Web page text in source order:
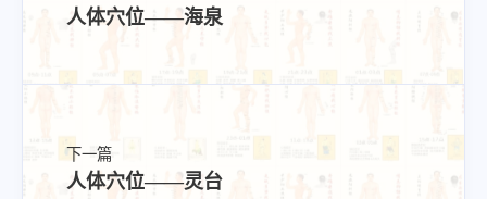
人体穴位——海泉
下一篇
人体穴位——灵台